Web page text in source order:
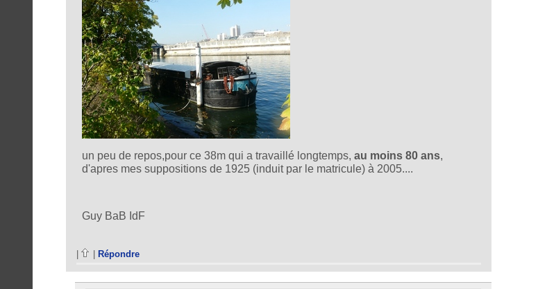
un peu de repos,pour ce 38m qui a travaillé longtemps, au moins 80 ans,
d'apres mes suppositions de 1925 (induit par le matricule) à 2005....
Guy BaB IdF
| | Répondre